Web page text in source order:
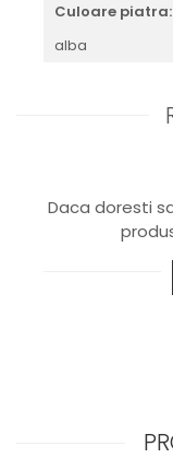
Culoare piatra:
alba
Daca doresti